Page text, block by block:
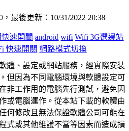
最後更新：10/31/2022 20:38
速開關 android wifi Wifi 3G選邊站
快速開關 網路模式切換
體、設定或網站服務，經實際安裝
但因為不同電腦環境與軟體設定可
非工作用的電腦先行測試，避免因
或電腦運作。從本站下載的軟體由
何修改且無法保證軟體公司可能在
式或其他維護不當等因素而造成損